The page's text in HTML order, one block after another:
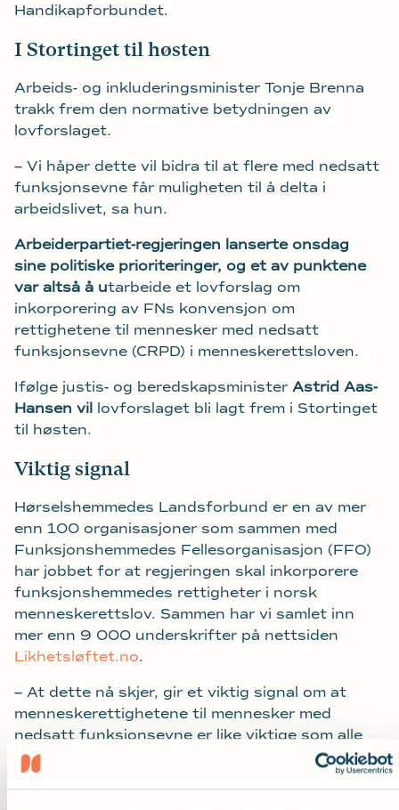
Handikapforbundet.
I Stortinget til høsten
Arbeids- og inkluderingsminister Tonje Brenna
trakk frem den normative betydningen av
lovforslaget.
-- Vi håper dette vil bidra til at flere med nedsatt
funksjonsevne får muligheten til å delta i
arbeidslivet, sa hun.
Arbeiderpartiet-regjeringen lanserte onsdag
sine politiske prioriteringer, og et av punktene
var altså å utarbeide et lovforslag om
inkorporering av FNs konvensjon om
rettighetene til mennesker med nedsatt
funksjonsevne (CRPD) i menneskerettsloven.
Ifølge justis- og beredskapsminister Astrid Aas-
Hansen vil lovforslaget bli lagt frem i Stortinget
til høsten.
Viktig signal
Hørselshemmedes Landsforbund er en av mer
enn 100 organisasjoner som sammen med
Funksjonshemmedes Fellesorganisasjon (FFO)
har jobbet for at regjeringen skal inkorporere
funksjonshemmedes rettigheter i norsk
menneskerettslov. Sammen har vi samlet inn
mer enn 9 000 underskrifter på nettsiden
Likhetsløftet.no.
-- At dette nå skjer, gir et viktig signal om at
menneskerettighetene til mennesker med
nedsatt funksjonsevne er like viktige som alle
andres. Vi håper at Stortinget vil følge opp og
vedta forslaget til høsten, sier en fornøyd leder